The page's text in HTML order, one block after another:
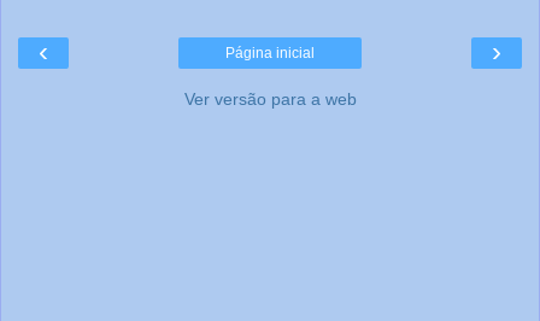
‹ ›
Página inicial
Ver versão para a web